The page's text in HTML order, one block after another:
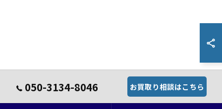
050-3134-8046 お買取り相談はこちら